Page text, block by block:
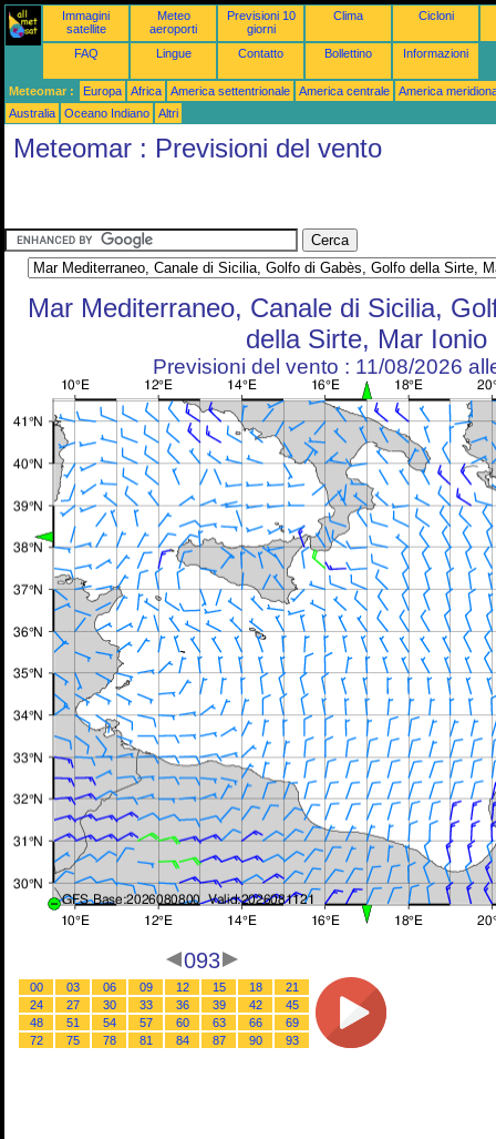
Immagini
satellite
Meteo
aeroporti
Previsioni 10
giorni
Clima Cicloni
FAQ Lingue Contatto Bollettino Informazioni
Meteomar : Europa Africa America settentrionale America centrale
America
Australia
Oceano Indiano Altri
Meteomar : Previsioni del vento
Mar Mediterraneo, Canale di Sicilia,
della Sirte, Mar Ionio
Previsioni del vento : 11/08/2026
093
00 03 06 09 12 15 18
21
24
27 30 33 36 39 42
45
48
51 54 57 60 63 66
69
72
75 78 81 84 87 90 93